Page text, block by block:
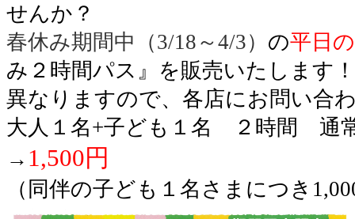
せんか？
春休み期間中（3/18～4/3） の平日
み２時間パス』を販売いたします
異なりますので、各店にお問い合
大人１名+子ども１名 ２時間 通
→ 1,500円
（同伴の子ども１名さまにつき